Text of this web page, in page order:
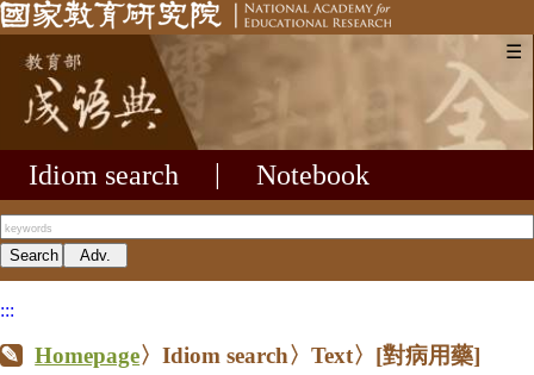
☰
Idiom search Notebook
:::
Homepage〉Idiom search〉Text〉 [對病用藥]